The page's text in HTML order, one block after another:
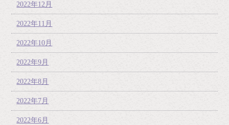
2022年12月
2022年11月
2022年10月
2022年9月
2022年8月
2022年7月
2022年6月